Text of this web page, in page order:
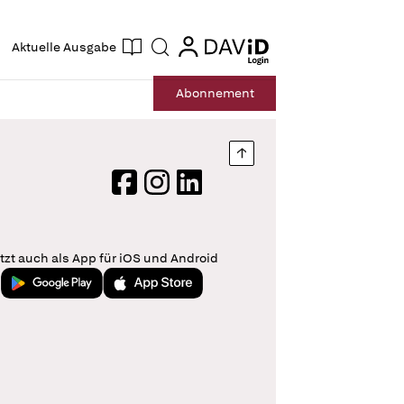
Aktuelle Ausgabe Suche login
login
Abonnement
Nach oben springen
FacebookInstagram
LinkedIn
auch als App für iOS und Android
Jetzt bei Google PlayLaden im App Store